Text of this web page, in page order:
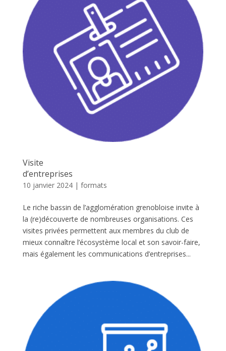
Visite
d’entreprises
10 janvier 2024| formats
Le riche bassin de l’agglomération grenobloise invite à
la (re)découverte de nombreuses organisations. Ces
visites privées permettent aux membres du club de
mieux connaître l’écosystème local et son savoir-faire,
mais également les communications d’entreprises...